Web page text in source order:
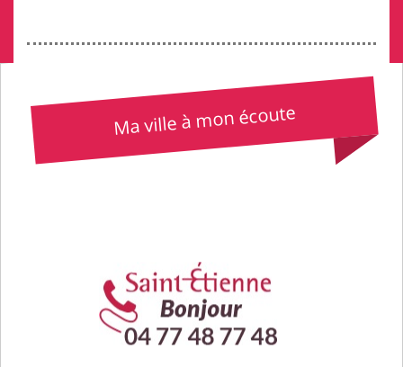
Ma ville à mon écoute